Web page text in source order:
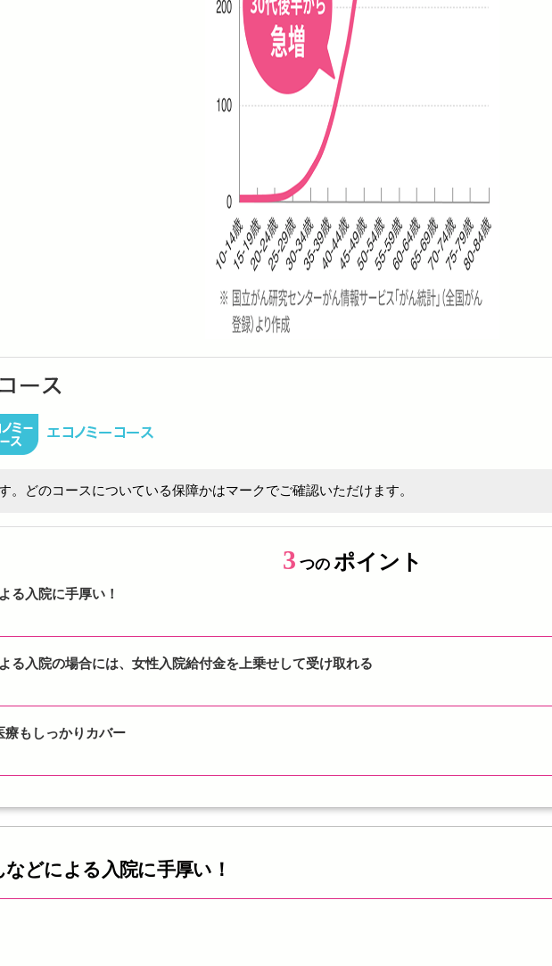
。どのコースについている保障かはマークでご確認いただけます。
3 つの ポイント
る入院に手厚い！
る入院の場合には、女性入院給付金を上乗せして受け取れる
療もしっかりカバー
どによる入院に手厚い！